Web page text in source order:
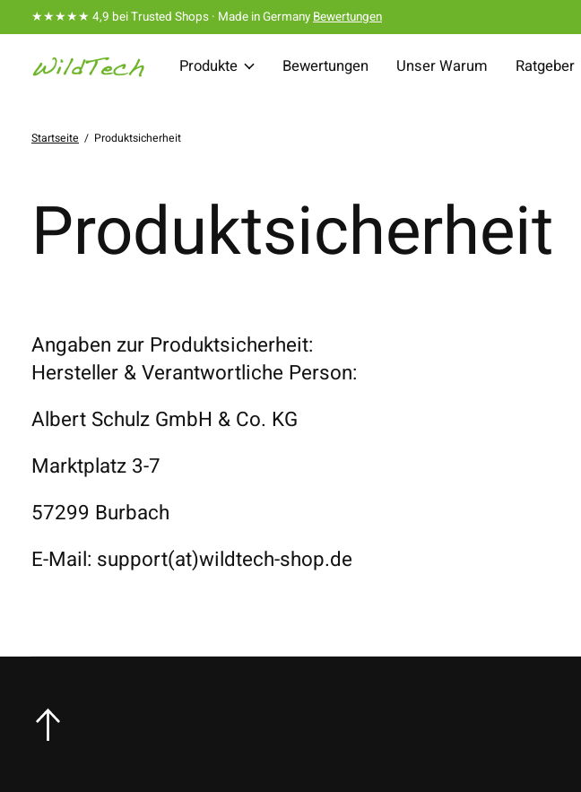
★★★★★ 4,9 bei Trusted Shops · Made in GermanyBewertungen
Produkte Bewertungen Unser Warum Ratgeber
Startseite / Produktsicherheit
Produktsicherheit
Angaben zur Produktsicherheit:
Hersteller & Verantwortliche Person:
Albert Schulz GmbH & Co. KG
Marktplatz 3-7
57299 Burbach
E-Mail: support(at)wildtech-shop.de